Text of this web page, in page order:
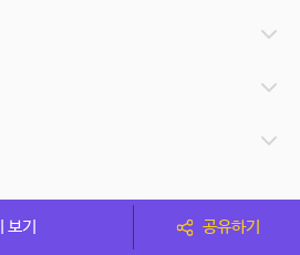
보기 공유하기